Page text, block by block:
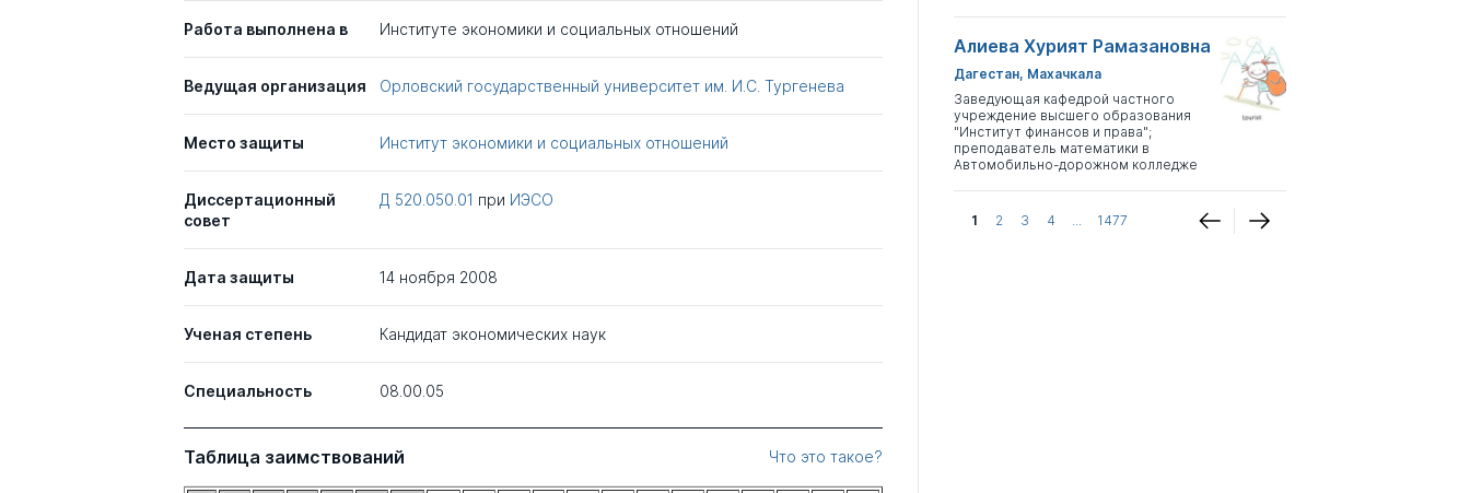
Работа выполнена в Институте экономики и социальных отношений
Ведущая организация Орловский государственный университет им. И.С. Тургенева
Место защиты Институт экономики и социальных отношений
Диссертационный
совет
Д 520.050.01 при ИЭСО
Дата защиты 14 ноября 2008
Ученая степень Кандидат экономических наук
Специальность 08.00.05
Таблица заимствований Что это такое?
Алиева Хурият Рамазановна
Дагестан, Махачкала
Заведующая кафедрой частного
учреждение высшего образования
"Институт финансов и права";
преподаватель математики в
Автомобильно-дорожном колледже
1 2 3 4 ... 1477